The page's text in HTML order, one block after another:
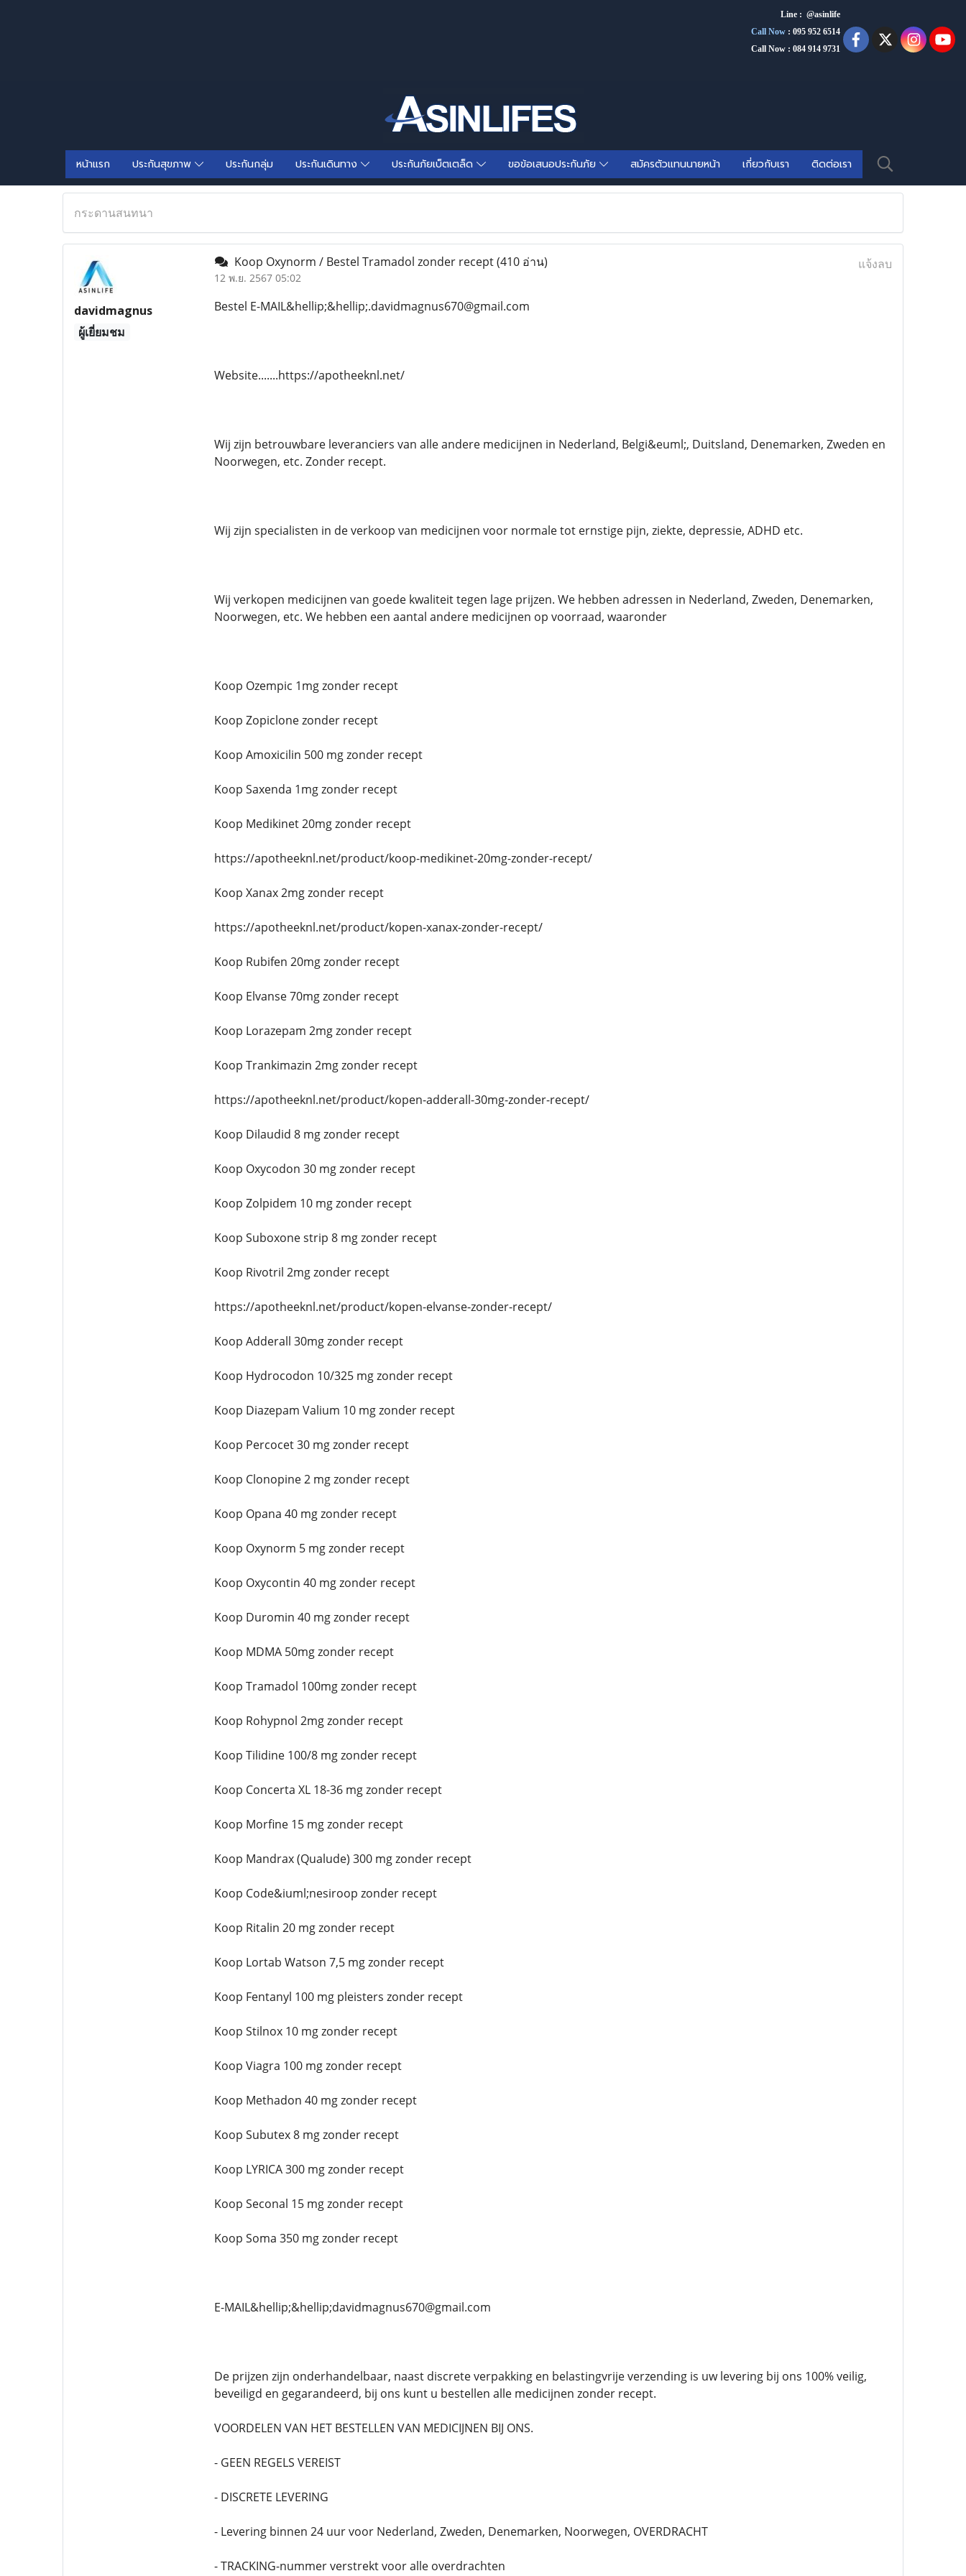
Line : @asinlife
Call Now : 095 952 6514
Call Now : 084 914 9731
หน้าแรก ประกันสุขภาพ ประกันกลุ่ม ประกันเดินทาง ประกันภัยเบ็ตเตล็ด ขอข้อเสนอประกันภัย สมัครตัวแทนนายหน้า เกี่ยวกับเรา ติดต่อเรา
กระดานสนทนา
davidmagnus
ผู้เยี่ยมชม
Koop Oxynorm / Bestel Tramadol zonder recept(410 อ่าน)
12 พ.ย. 2567 05:02
แจ้งลบ
Bestel E-MAIL&hellip;&hellip;.davidmagnus670@gmail.com
Website.......https://apotheeknl.net/
Wij zijn betrouwbare leveranciers van alle andere medicijnen in Nederland, Belgi&euml;, Duitsland, Denemarken, Zweden en
Noorwegen, etc. Zonder recept.
Wij zijn specialisten in de verkoop van medicijnen voor normale tot ernstige pijn, ziekte, depressie, ADHD etc.
Wij verkopen medicijnen van goede kwaliteit tegen lage prijzen. We hebben adressen in Nederland, Zweden, Denemarken,
Noorwegen, etc. We hebben een aantal andere medicijnen op voorraad, waaronder
Koop Ozempic 1mg zonder recept
Koop Zopiclone zonder recept
Koop Amoxicilin 500 mg zonder recept
Koop Saxenda 1mg zonder recept
Koop Medikinet 20mg zonder recept
https://apotheeknl.net/product/koop-medikinet-20mg-zonder-recept/
Koop Xanax 2mg zonder recept
https://apotheeknl.net/product/kopen-xanax-zonder-recept/
Koop Rubifen 20mg zonder recept
Koop Elvanse 70mg zonder recept
Koop Lorazepam 2mg zonder recept
Koop Trankimazin 2mg zonder recept
https://apotheeknl.net/product/kopen-adderall-30mg-zonder-recept/
Koop Dilaudid 8 mg zonder recept
Koop Oxycodon 30 mg zonder recept
Koop Zolpidem 10 mg zonder recept
Koop Suboxone strip 8 mg zonder recept
Koop Rivotril 2mg zonder recept
https://apotheeknl.net/product/kopen-elvanse-zonder-recept/
Koop Adderall 30mg zonder recept
Koop Hydrocodon 10/325 mg zonder recept
Koop Diazepam Valium 10 mg zonder recept
Koop Percocet 30 mg zonder recept
Koop Clonopine 2 mg zonder recept
Koop Opana 40 mg zonder recept
Koop Oxynorm 5 mg zonder recept
Koop Oxycontin 40 mg zonder recept
Koop Duromin 40 mg zonder recept
Koop MDMA 50mg zonder recept
Koop Tramadol 100mg zonder recept
Koop Rohypnol 2mg zonder recept
Koop Tilidine 100/8 mg zonder recept
Koop Concerta XL 18-36 mg zonder recept
Koop Morfine 15 mg zonder recept
Koop Mandrax (Qualude) 300 mg zonder recept
Koop Code&iuml;nesiroop zonder recept
Koop Ritalin 20 mg zonder recept
Koop Lortab Watson 7,5 mg zonder recept
Koop Fentanyl 100 mg pleisters zonder recept
Koop Stilnox 10 mg zonder recept
Koop Viagra 100 mg zonder recept
Koop Methadon 40 mg zonder recept
Koop Subutex 8 mg zonder recept
Koop LYRICA 300 mg zonder recept
Koop Seconal 15 mg zonder recept
Koop Soma 350 mg zonder recept
E-MAIL&hellip;&hellip;davidmagnus670@gmail.com
De prijzen zijn onderhandelbaar, naast discrete verpakking en belastingvrije verzending is uw levering bij ons 100% veilig,
beveiligd en gegarandeerd, bij ons kunt u bestellen alle medicijnen zonder recept.
VOORDELEN VAN HET BESTELLEN VAN MEDICIJNEN BIJ ONS.
- GEEN REGELS VEREIST
- DISCRETE LEVERING
- Levering binnen 24 uur voor Nederland, Zweden, Denemarken, Noorwegen, OVERDRACHT
- TRACKING-nummer verstrekt voor alle overdrachten